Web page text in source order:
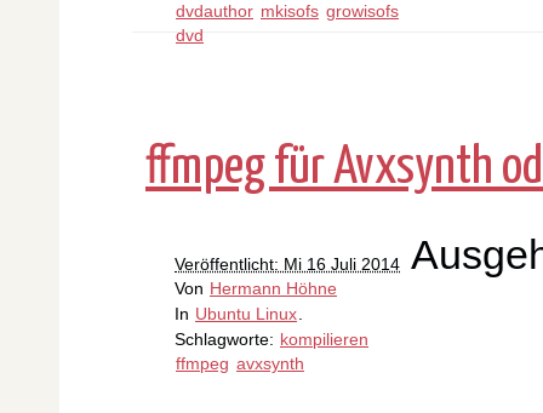
dvdauthor mkisofs growisofs
dvd
ffmpeg für Avxsynth
Veröffentlicht: Mi 16 Juli 2014
Von Hermann Höhne
In Ubuntu Linux.
Schlagworte: kompilieren
ffmpeg avxsynth